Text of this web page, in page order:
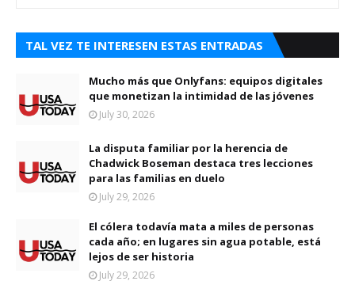
TAL VEZ TE INTERESEN ESTAS ENTRADAS
Mucho más que Onlyfans: equipos digitales
que monetizan la intimidad de las jóvenes
July 30, 2026
La disputa familiar por la herencia de
Chadwick Boseman destaca tres lecciones
para las familias en duelo
July 29, 2026
El cólera todavía mata a miles de personas
cada año; en lugares sin agua potable, está
lejos de ser historia
July 29, 2026